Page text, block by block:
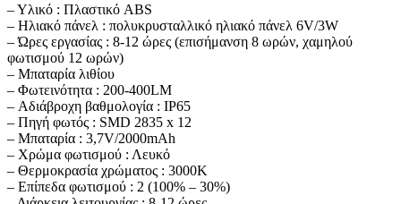
– Υλικό : Πλαστικό ABS
– Ηλιακό πάνελ : πολυκρυσταλλικό ηλιακό πάνελ 6V/3W
– Ώρες εργασίας : 8-12 ώρες (επισήμανση 8 ωρών, χαμηλού
φωτισμού 12 ωρών)
– Μπαταρία λιθίου
– Φωτεινότητα : 200-400LM
– Αδιάβροχη βαθμολογία : IP65
– Πηγή φωτός : SMD 2835 x 12
– Μπαταρία : 3,7V/2000mAh
– Χρώμα φωτισμού : Λευκό
– Θερμοκρασία χρώματος : 3000Κ
– Επίπεδα φωτισμού : 2 (100% – 30%)